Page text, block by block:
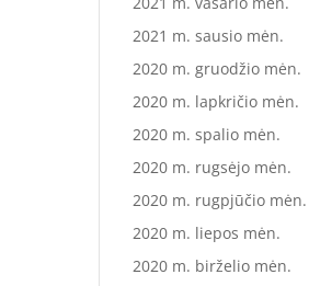
2021 m. sausio mėn.
2020 m. gruodžio mėn.
2020 m. lapkričio mėn.
2020 m. spalio mėn.
2020 m. rugsėjo mėn.
2020 m. rugpjūčio mėn.
2020 m. liepos mėn.
2020 m. birželio mėn.